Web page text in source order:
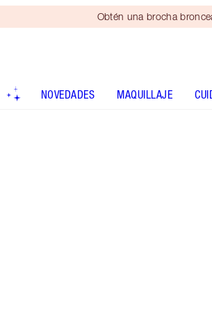
Obtén una brocha
NOVEDADES MAQUILLAJE